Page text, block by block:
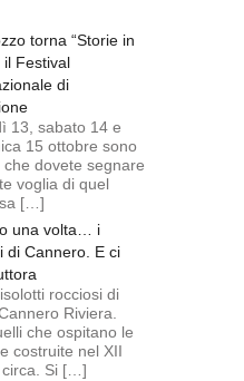
torna “Storie in
il Festival
di
13, sabato 14 e
15 ottobre sono
che dovete segnare
voglia di quel
[…]
una volta… i
di Cannero. E ci
rocciosi di
Riviera.
che ospitano le
costruite nel XII
circa. Si […]